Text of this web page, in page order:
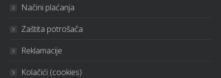
Načini plaćanja
Zaštita potrošača
Reklamacije
Kolačići (cookies)